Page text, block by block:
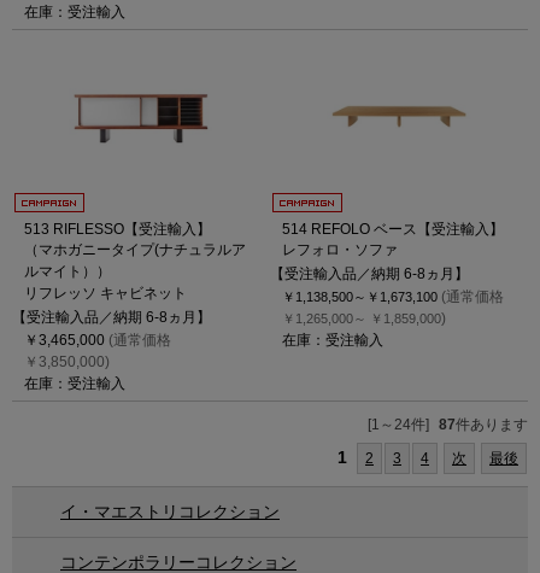
在庫：受注輸入
513 RIFLESSO【受注輸入】
（マホガニータイプ(ナチュラルア
ルマイト））
リフレッソ キャビネット
【受注輸入品／納期 6-8ヵ月】
￥3,465,000 (通常価格
￥3,850,000)
在庫：受注輸入
514 REFOLO ベース【受注輸入】
レフォロ・ソファ
【受注輸入品／納期 6-8ヵ月】
￥1,138,500～ ￥1,673,100 (通常価格
￥1,265,000～ ￥1,859,000)
在庫：受注輸入
[1～24件] 87件あります
1 2 3 4 次 最後
イ・マエストリコレクション
コンテンポラリーコレクション